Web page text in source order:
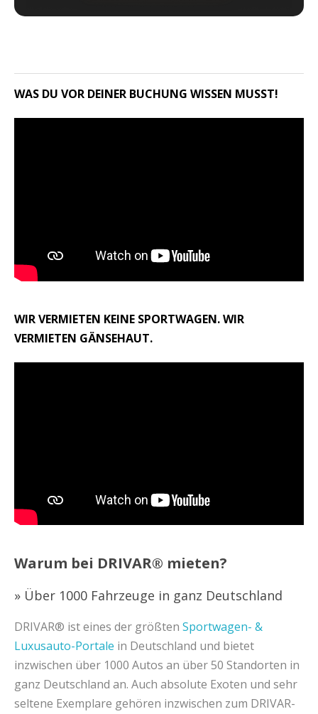
WAS DU VOR DEINER BUCHUNG WISSEN MUSST!
WIR VERMIETEN KEINE SPORTWAGEN. WIR
VERMIETEN GÄNSEHAUT.
Warum bei DRIVAR® mieten?
» Über 1000 Fahrzeuge in ganz Deutschland
DRIVAR® ist eines der größten Sportwagen- &
Luxusauto-Portale in Deutschland und bietet
inzwischen über 1000 Autos an über 50 Standorten in
ganz Deutschland an. Auch absolute Exoten und sehr
seltene Exemplare gehören inzwischen zum DRIVAR-